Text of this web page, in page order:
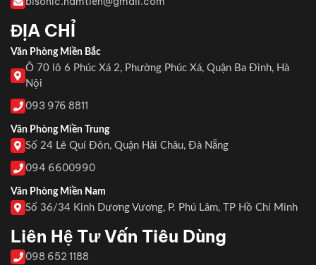
ĐỊA CHỈ
Văn Phòng Miền Bắc
Ô 70 lô 6 Phúc Xá 2, Phường Phúc Xá, Quận Ba Đình, Hà
Nội
093 976 8811
Văn Phòng Miền Trung
Số 24 Lê Quí Đôn, Quận Hải Châu, Đà Nẵng
094 6600990
Văn Phòng Miền Nam
Số 36/34 Kinh Dương Vương, P. Phú Lâm, TP Hồ Chí Minh
Liên Hệ Tư Vấn Tiêu Dùng
098 652 1188